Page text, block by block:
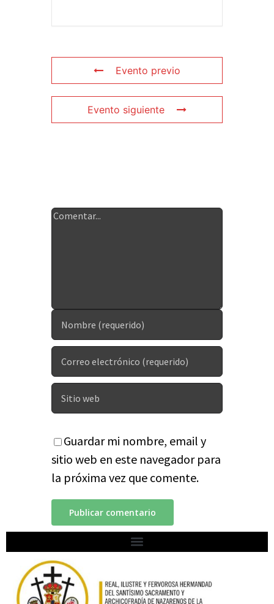
Evento previo
Evento siguiente
Guardar mi nombre, email y
sitio web en este navegador para
la próxima vez que comente.